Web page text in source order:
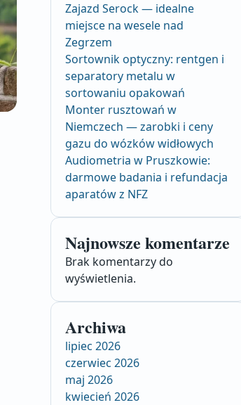
Zajazd Serock — idealne
miejsce na wesele nad
Zegrzem
Sortownik optyczny: rentgen i
separatory metalu w
sortowaniu opakowań
Monter rusztowań w
Niemczech — zarobki i ceny
gazu do wózków widłowych
Audiometria w Pruszkowie:
darmowe badania i refundacja
aparatów z NFZ
Najnowsze komentarze
Brak komentarzy do
wyświetlenia.
Archiwa
lipiec 2026
czerwiec 2026
maj 2026
kwiecień 2026